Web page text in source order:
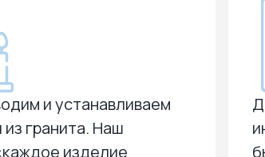
и устанавливаем
из гранита. Наш
изделие